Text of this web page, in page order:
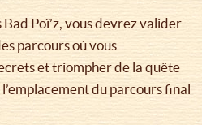
Poï’z, vous devrez valider
parcours où vous
et triompher de la quête
du parcours final